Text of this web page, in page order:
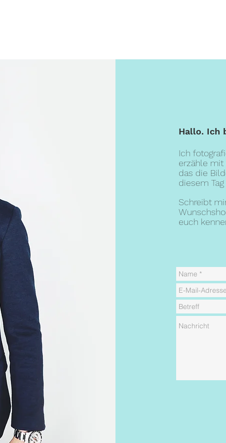
Hallo. Ich
Ich
erzähle mit
das die
diesem
Schreibt
euch